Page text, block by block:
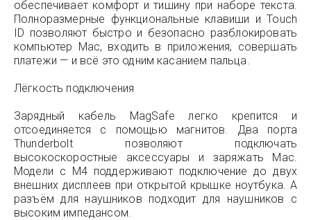
обеспечивает комфорт и тишину при наборе текста.
Полноразмерные функциональные клавиши и Touch
ID позволяют быстро и безопасно разблокировать
компьютер Mac, входить в приложения, совершать
платежи — и всё это одним касанием пальца.
Лёгкость подключения
Зарядный кабель MagSafe легко крепится и
отсоединяется с помощью магнитов. Два порта
Thunderbolt позволяют подключать
высокоскоростные аксессуары и заряжать Mac.
Модели с M4 поддерживают подключение до двух
внешних дисплеев при открытой крышке ноутбука. А
разъём для наушников подходит для наушников с
высоким импедансом.